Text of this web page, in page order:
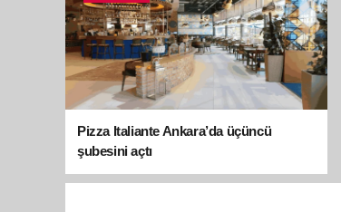
Pizza Italiante Ankara’da üçüncü
şubesini açtı